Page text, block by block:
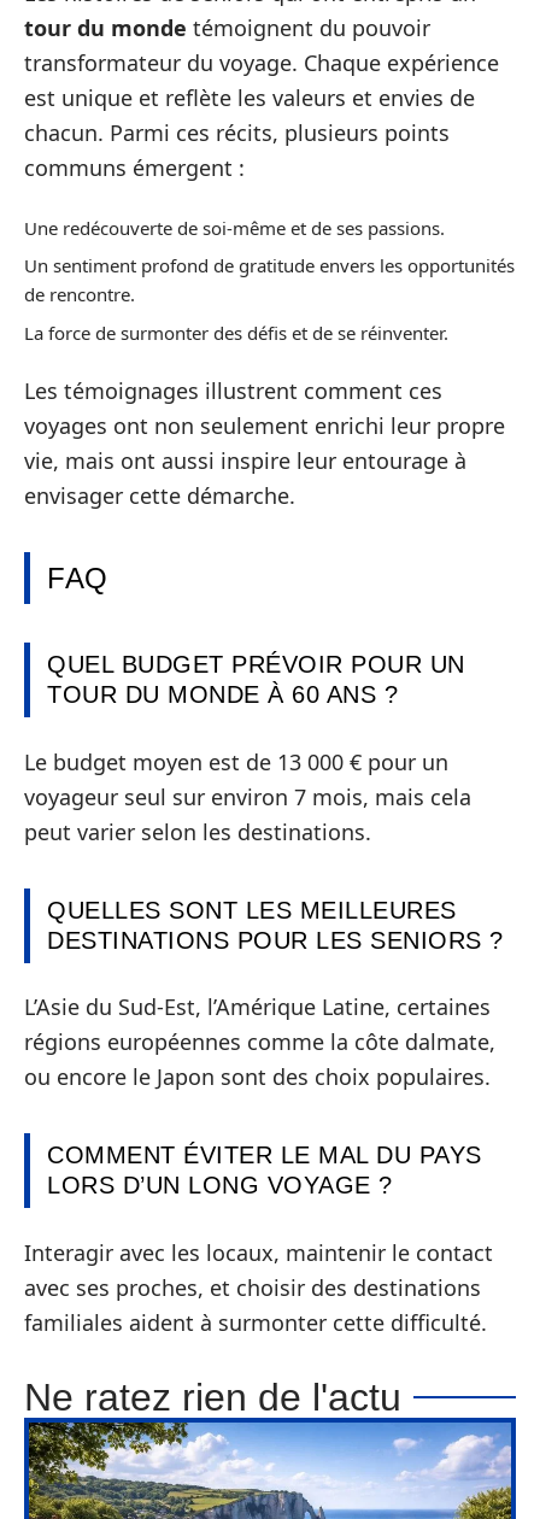
tour du monde témoignent du pouvoir
transformateur du voyage. Chaque expérience
est unique et reflète les valeurs et envies de
chacun. Parmi ces récits, plusieurs points
communs émergent :
Une redécouverte de soi-même et de ses passions.
Un sentiment profond de gratitude envers les opportunités
de rencontre.
La force de surmonter des défis et de se réinventer.
Les témoignages illustrent comment ces
voyages ont non seulement enrichi leur propre
vie, mais ont aussi inspire leur entourage à
envisager cette démarche.
FAQ
QUEL BUDGET PRÉVOIR POUR UN
TOUR DU MONDE À 60 ANS ?
Le budget moyen est de 13 000 € pour un
voyageur seul sur environ 7 mois, mais cela
peut varier selon les destinations.
QUELLES SONT LES MEILLEURES
DESTINATIONS POUR LES SENIORS ?
L’Asie du Sud-Est, l’Amérique Latine, certaines
régions européennes comme la côte dalmate,
ou encore le Japon sont des choix populaires.
COMMENT ÉVITER LE MAL DU PAYS
LORS D’UN LONG VOYAGE ?
Interagir avec les locaux, maintenir le contact
avec ses proches, et choisir des destinations
familiales aident à surmonter cette difficulté.
Ne ratez rien de l'actu